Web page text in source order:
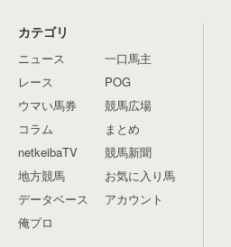
カテゴリ
ニュース
レース
ウマい馬券
コラム
netkeibaTV
地方競馬
データベース
俺プロ
一口馬主
POG
競馬広場
まとめ
競馬新聞
お気に入り馬
アカウント